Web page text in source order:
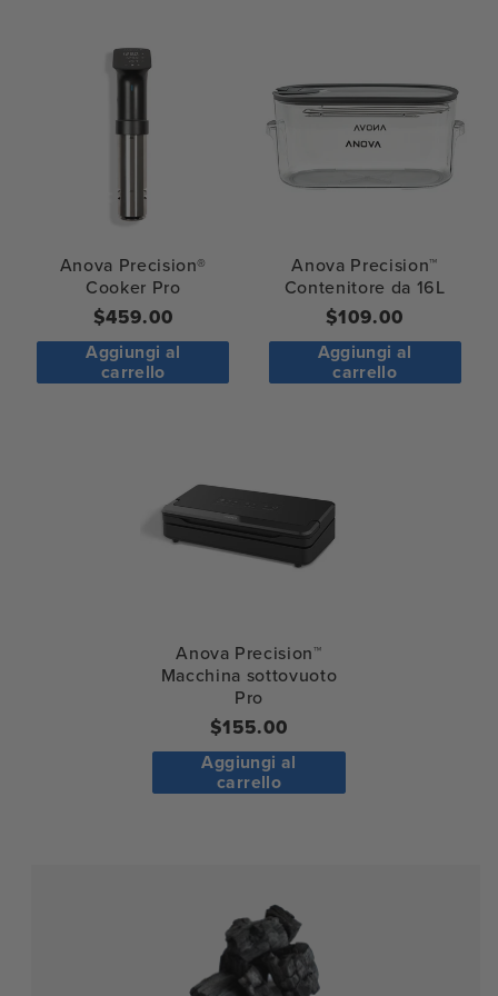
Anova Precision®
Cooker Pro
Prezzo
normale
$459.00
Aggiungi al
carrello
Anova Precision™
Contenitore da 16L
Prezzo
normale
$109.00
Aggiungi al
carrello
Anova Precision™
Macchina sottovuoto
Pro
Regular
price
$155.00
Aggiungi al
carrello